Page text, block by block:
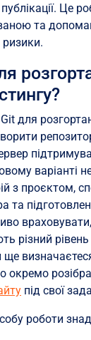
Це
та
ризики.
для
варіанті
з проєктом,
та
враховувати,
різний
окремо
під свої
роботи